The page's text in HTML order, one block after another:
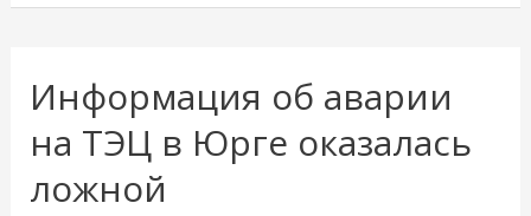
Информация об аварии
на ТЭЦ в Юрге оказалась
ложной
Информация
аварии
на